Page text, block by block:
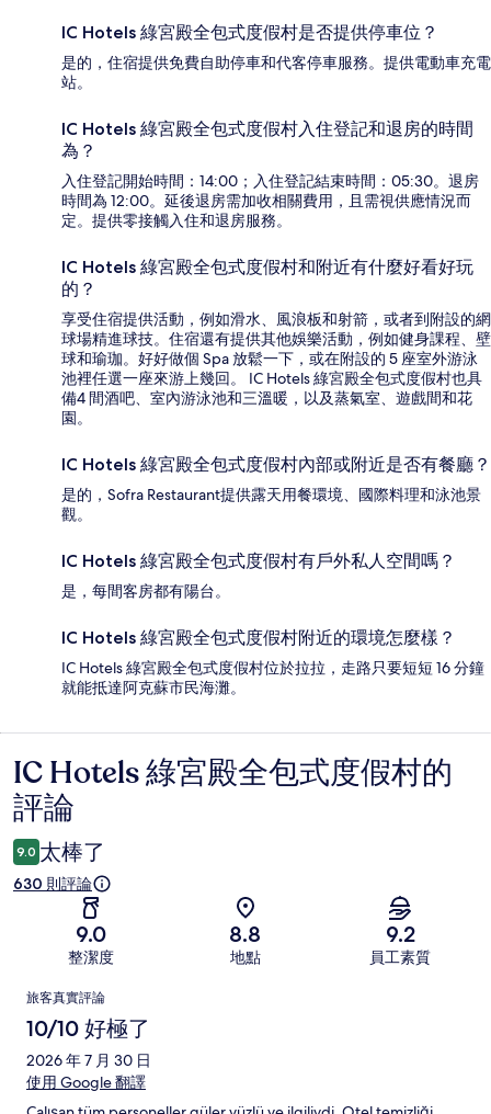
IC Hotels 綠宮殿全包式度假村是否提供停車位？
是的，住宿提供免費自助停車和代客停車服務。提供電動車充電
站。
IC Hotels 綠宮殿全包式度假村入住登記和退房的時間
為？
入住登記開始時間：14:00；入住登記結束時間：05:30。退房
時間為 12:00。延後退房需加收相關費用，且需視供應情況而
定。提供零接觸入住和退房服務。
IC Hotels 綠宮殿全包式度假村和附近有什麼好看好玩
的？
享受住宿提供活動，例如滑水、風浪板和射箭，或者到附設的網
球場精進球技。住宿還有提供其他娛樂活動，例如健身課程、壁
球和瑜珈。好好做個 Spa 放鬆一下，或在附設的 5 座室外游泳
池裡任選一座來游上幾回。 IC Hotels 綠宮殿全包式度假村也具
備4 間酒吧、室內游泳池和三溫暖，以及蒸氣室、遊戲間和花
園。
IC Hotels 綠宮殿全包式度假村內部或附近是否有餐廳？
是的，Sofra Restaurant提供露天用餐環境、國際料理和泳池景
觀。
IC Hotels 綠宮殿全包式度假村有戶外私人空間嗎？
是，每間客房都有陽台。
IC Hotels 綠宮殿全包式度假村附近的環境怎麼樣？
IC Hotels 綠宮殿全包式度假村位於拉拉，走路只要短短 16 分鐘
就能抵達阿克蘇市民海灘。
評
論
IC Hotels 綠宮殿全包式度假村的
評論
9.0 太棒了
630 則評論
9.0
整潔度
8.8
地點
9.2
員工素質
評
論
旅客真實評論
10/10 好極了
2026 年 7 月 30 日
使用 Google 翻譯